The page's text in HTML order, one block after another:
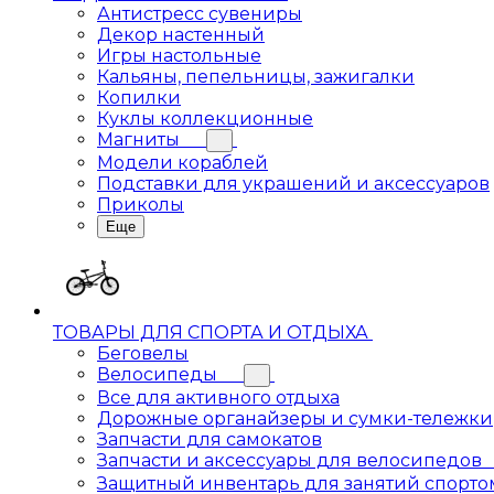
Антистресс сувениры
Декор настенный
Игры настольные
Кальяны, пепельницы, зажигалки
Копилки
Куклы коллекционные
Магниты
Модели кораблей
Подставки для украшений и аксессуаров
Приколы
Еще
ТОВАРЫ ДЛЯ СПОРТА И ОТДЫХА
Беговелы
Велосипеды
Все для активного отдыха
Дорожные органайзеры и сумки-тележки
Запчасти для самокатов
Запчасти и аксессуары для велосипедов
Защитный инвентарь для занятий